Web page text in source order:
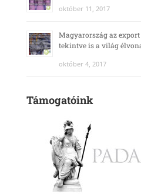
október 11, 2017
Magyarország az
tekintve is a világ
október 4, 2017
Támogatóink